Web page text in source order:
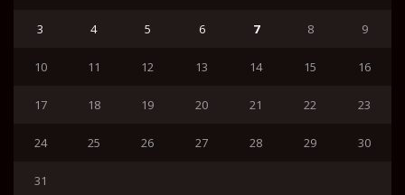
3 4 5 6 7 8 9
10 11 12 13 14 15 16
17 18 19 20 21 22 23
24 25 26 27 28 29 30
31